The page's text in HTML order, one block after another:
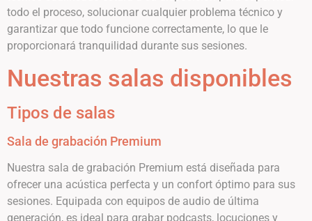
todo el proceso, solucionar cualquier problema técnico y
garantizar que todo funcione correctamente, lo que le
proporcionará tranquilidad durante sus sesiones.
Nuestras salas disponibles
Tipos de salas
Sala de grabación Premium
Nuestra sala de grabación Premium está diseñada para
ofrecer una acústica perfecta y un confort óptimo para sus
sesiones. Equipada con equipos de audio de última
generación, es ideal para grabar podcasts, locuciones y